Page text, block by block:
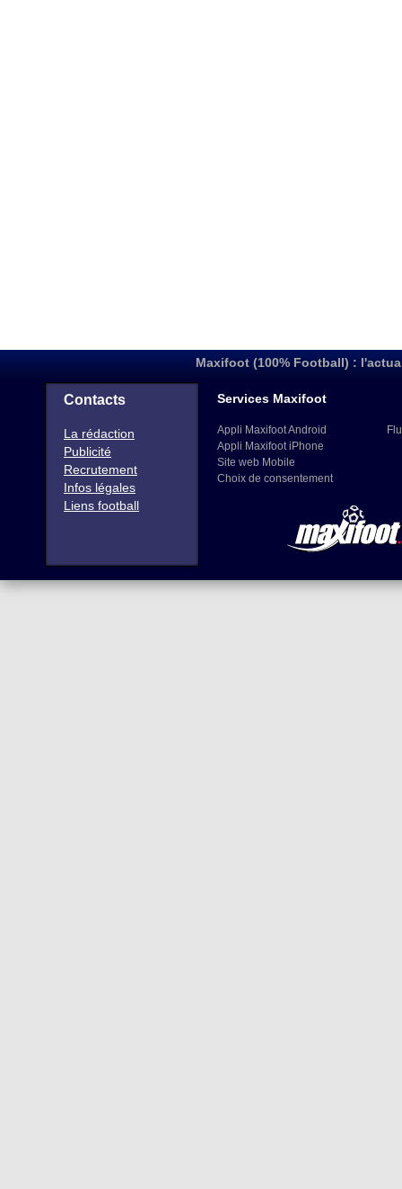
Maxifoot (100% Football) :
Contacts
La rédaction
Publicité
Recrutement
Infos légales
Liens football
Services Maxifoot
Appli Maxifoot Android
Appli Maxifoot iPhone
Site web Mobile
Choix de consentement